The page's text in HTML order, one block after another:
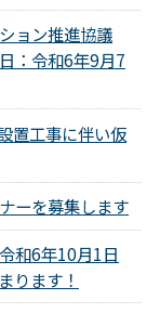
ョン推進協議
：令和6年9月7
置工事に伴い仮
ーを募集します
和6年10月1日
ります！